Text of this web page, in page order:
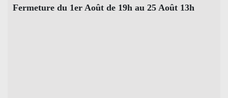
Fermeture du 1er Août de 19h au 25 Août 13h